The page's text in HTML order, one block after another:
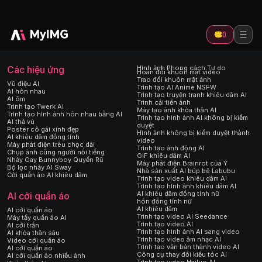
0
Các hiệu ứng
Vũ điệu AI
AI hôn nhau
AI ôm
Trình tạo Twerk AI
Trình tạo hình ảnh hôn nhau bằng AI
AI thả vú
Poster cô gái xinh đẹp
AI khiêu dâm đồng tính
Máy phát điện trêu chọc dải
Chụp ảnh cùng người nổi tiếng
Nhảy Gay Bunnyboy Quyến Rũ
Bộ lọc nhảy AI Sway
Cởi quần áo AI khiêu dâm
AI cởi quần áo
AI cởi quần áo
Máy tẩy quần áo AI
AI cởi trần
AI khỏa thân sâu
Video cởi quần áo
AI cởi quần áo
AI cởi quần áo nhiều ảnh
Hình ảnh Phong cách Tự do
Hoán đổi khuôn mặt video
Trao đổi khuôn mặt ảnh
Trình tạo AI Anime NSFW
Trình tạo truyện tranh khiêu dâm AI
Trình cải tiến ảnh
Máy tạo ảnh khỏa thân AI
Trình tạo hình ảnh AI không bị kiểm
duyệt
Hình ảnh không bị kiểm duyệt thành
video
Trình tạo ảnh động AI
GIF khiêu dâm AI
Máy phát điện Brainrot của Ý
Nhà sản xuất AI búp bê Labubu
Trình tạo video khiêu dâm AI
Trình tạo hình ảnh khiêu dâm AI
AI khiêu dâm đồng tính nữ
hôn đồng tính nữ
AI khiêu dâm
Trình tạo video AI Seedance
Trình tạo video AI
Trình tạo hình ảnh AI sang video
Trình tạo video âm nhạc AI
Trình tạo văn bản thành video AI
Công cụ thay đổi kiểu tóc AI